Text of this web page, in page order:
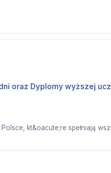
oraz Dyplomy wyższej
kt&oacute;re spełniają